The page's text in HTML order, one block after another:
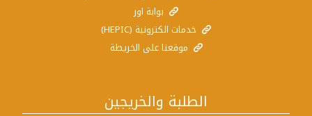
بوابة اور
خدمات الكترونية (HEPIC)
موقعنا على الخريطة
الطلبة والخريجين